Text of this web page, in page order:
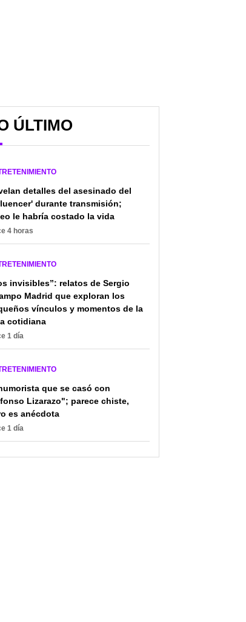
celebra este 21
efemérides del
ÚLTIMO
detalles del asesinado del
durante transmisión;
le habría costado la vida
4 horas
invisibles”: relatos de Sergio
Madrid que exploran los
vínculos y momentos de la
cotidiana
1 día
que se casó con
Lizarazo"; parece chiste,
es anécdota
1 día